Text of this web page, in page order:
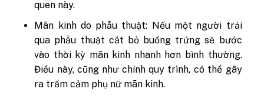
quen này.
Mãn kinh do phẫu thuật: Nếu một người trải
qua phẫu thuật cắt bỏ buồng trứng sẽ bước
vào thời kỳ mãn kinh nhanh hơn bình thường.
Điều này, cũng như chính quy trình, có thể gây
ra trầm cảm phụ nữ mãn kinh.